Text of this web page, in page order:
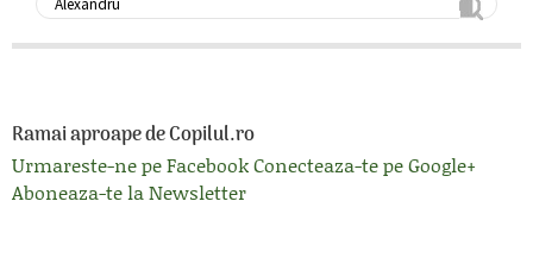
Ramai aproape de Copilul.ro
Urmareste-ne pe FacebookConecteaza-te pe Google+
Aboneaza-te la Newsletter